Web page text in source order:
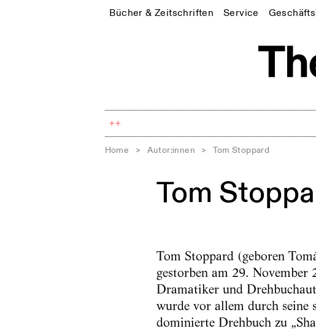
Bücher & Zeitschriften Service
++
Home > Autor:innen > Tom Stoppard
Tom
Tom Stoppard (geboren
gestorben am 29. November
Dramatiker und
wurde vor allem durch seine
dominierte Drehbuch zu